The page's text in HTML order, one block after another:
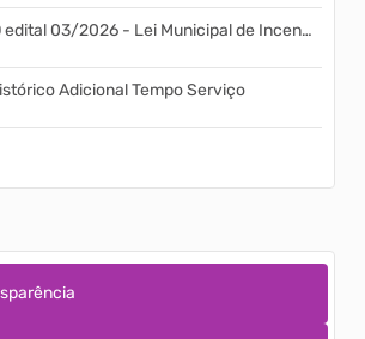
INSCRIÇÃO edital 03/2026 - Lei Municipal de Incentivo à Cult...
Adicional Tempo Serviço